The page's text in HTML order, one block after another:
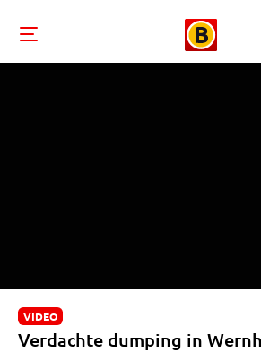
VIDEO
Verdachte dumping in